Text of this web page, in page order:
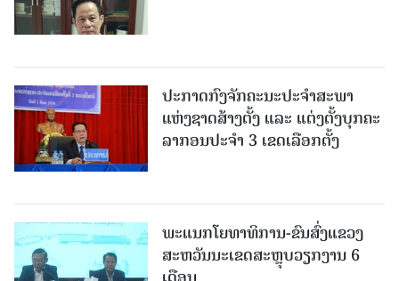
ປະກາດກົງຈັກຄະນະປະຈໍາສະພາ
ແຫ່ງຊາດສ້າງຕັ້ງ ແລະ ແຕ່ງຕັ້ງບຸກຄະ
ລາກອນປະຈໍາ 3 ເຂດເລືອກຕັ້ງ
ພະແນກໂຍທາທິການ-ຂົນສົ່ງແຂວງ
ສະຫວັນນະເຂດສະຫຼຸບວຽກງານ 6